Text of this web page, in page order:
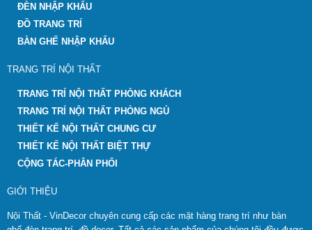
ĐÈN NHẬP KHẨU
ĐỒ TRANG TRÍ
BÀN GHẾ NHẬP KHẨU
TRANG TRÍ NỘI THẤT
TRANG TRÍ NỘI THẤT PHÒNG KHÁCH
TRANG TRÍ NỘI THẤT PHÒNG NGỦ
THIẾT KẾ NỘI THẤT CHUNG CƯ
THIẾT KẾ NỘI THẤT BIỆT THỰ
CỘNG TÁC-PHÂN PHỐI
GIỚI THIỆU
Nội Thất - VinDecor chuyên cung cấp các mặt hàng trang trí như bàn